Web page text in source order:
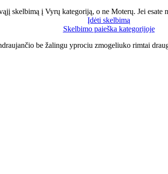
skelbimą į Vyrų kategoriją, o ne Moterų. Jei
Įdėti skelbimą
Skelbimo paieška kategorijoje
be žalingu yprociu zmogeliuko rimtai